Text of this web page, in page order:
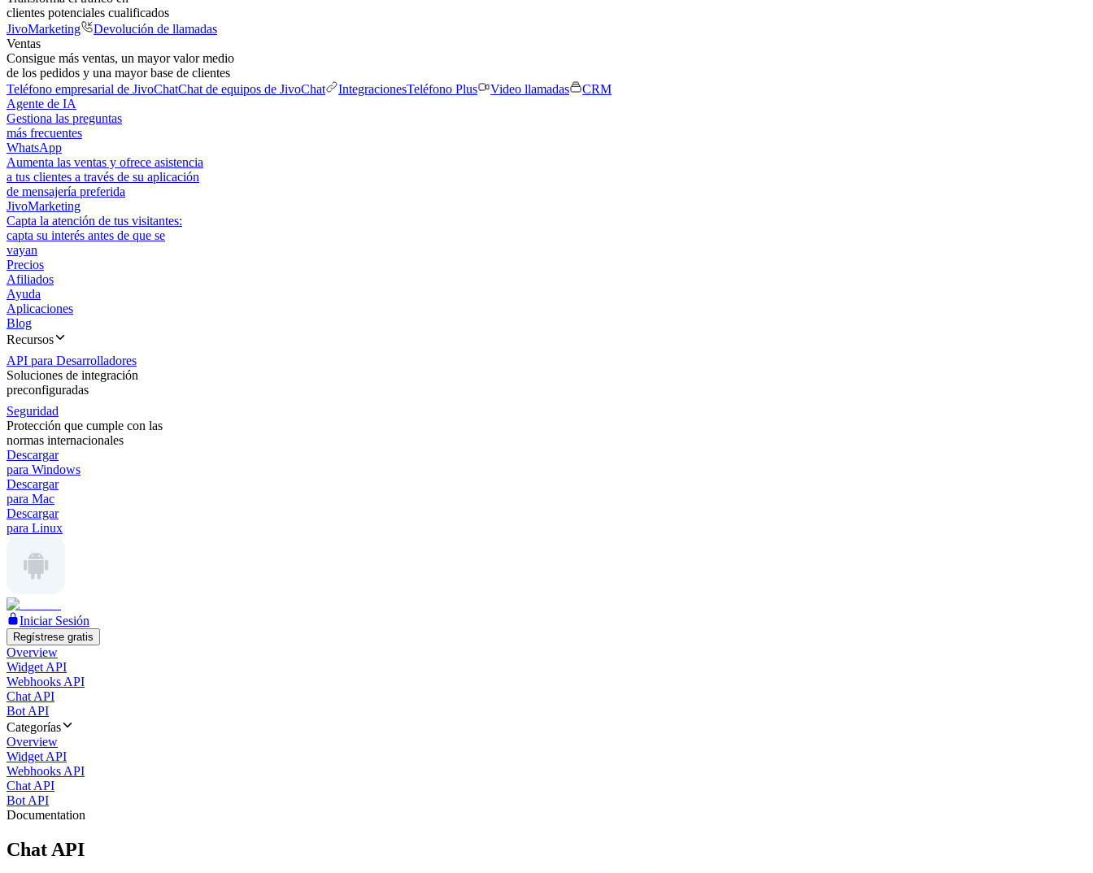
clientes potenciales cualificados
JivoMarketing
Devolución de llamadas
Ventas
Consigue más ventas, un mayor valor medio
de los pedidos y una mayor base de clientes
Teléfono empresarial de JivoChatChat de equipos de JivoChat IntegracionesTeléfono Plus Video llamadas
CRM
Agente de IA
Gestiona las preguntas
más frecuentes
WhatsApp
Aumenta las ventas y ofrece asistencia
a tus clientes a través de su aplicación
de mensajería preferida
JivoMarketing
Capta la atención de tus visitantes:
capta su interés antes de que se
vayan
Precios
Afiliados
Ayuda
Aplicaciones
Blog
Recursos
API para Desarrolladores
Soluciones de integración
preconfiguradas
Seguridad
Protección que cumple con las
normas internacionales
Descargar
para Windows
Descargar
para Mac
Descargar
para Linux
Iniciar Sesión
Regístrese gratis
Overview
Widget API
Webhooks API
Chat API
Bot API
Categorías
Overview
Widget API
Webhooks API
Chat API
Bot API
Documentation
Chat API